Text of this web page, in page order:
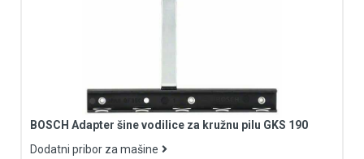
BOSCH Adapter šine vodilice za kružnu pilu GKS 190
Dodatni pribor za mašine